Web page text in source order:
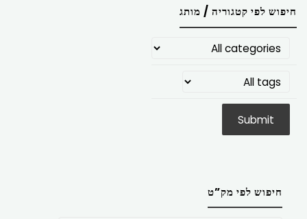
חיפוש לפי קטגוריה / מותג
חיפוש לפי מק”ט